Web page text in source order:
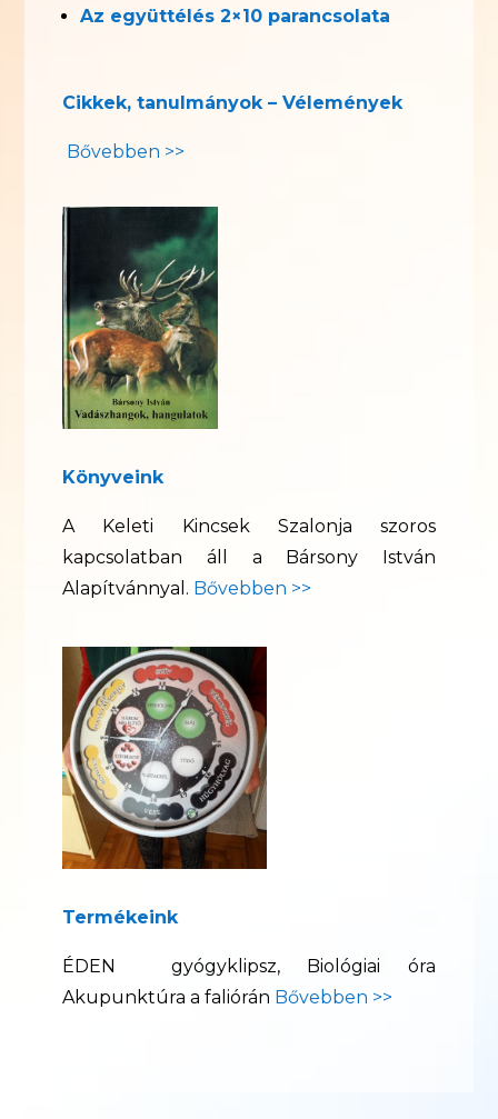
Az együttélés 2×10 parancsolata
Cikkek, tanulmányok – Vélemények
Bővebben >>
Könyveink
A Keleti Kincsek Szalonja szoros
kapcsolatban áll a Bársony István
Alapítvánnyal. Bővebben >>
Termékeink
ÉDEN gyógyklipsz, Biológiai óra
Akupunktúra a faliórán Bővebben >>